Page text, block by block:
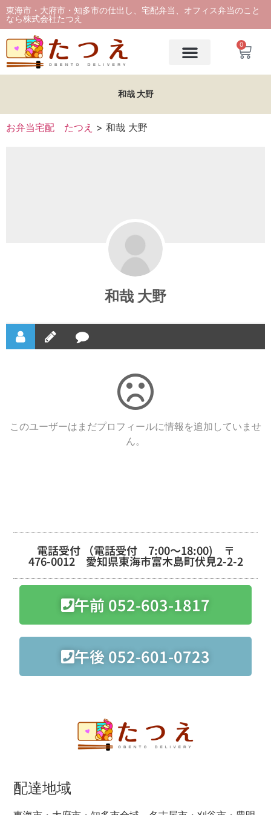
東海市・大府市・知多市の仕出し、宅配弁当、オフィス弁当のこと
なら株式会社たつえ
0
和哉 大野
お弁当宅配 たつえ > 和哉 大野
和哉 大野
このユーザーはまだプロフィールに情報を追加していませ
ん。
電話受付 （電話受付 7:00～18:00) 〒
476-0012 愛知県東海市富木島町伏見2-2-2
午前 052-603-1817
午後 052-601-0723
配達地域